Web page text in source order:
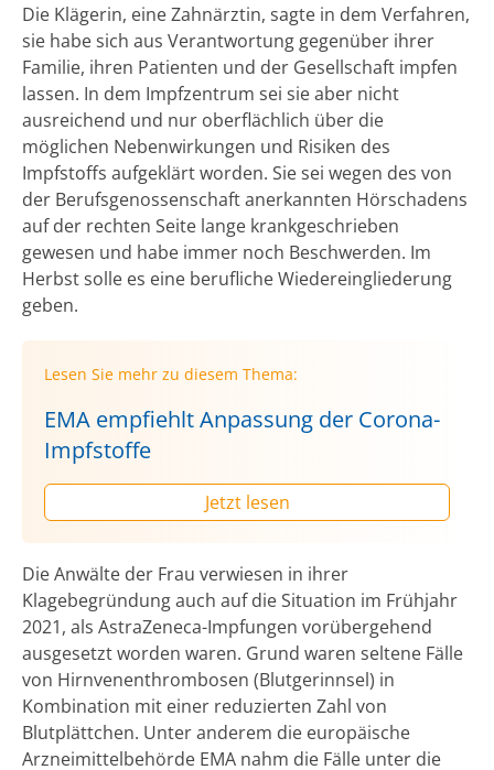
Die Klägerin, eine Zahnärztin, sagte in dem Verfahren,
sie habe sich aus Verantwortung gegenüber ihrer
Familie, ihren Patienten und der Gesellschaft impfen
lassen. In dem Impfzentrum sei sie aber nicht
ausreichend und nur oberflächlich über die
möglichen Nebenwirkungen und Risiken des
Impfstoffs aufgeklärt worden. Sie sei wegen des von
der Berufsgenossenschaft anerkannten Hörschadens
auf der rechten Seite lange krankgeschrieben
gewesen und habe immer noch Beschwerden. Im
Herbst solle es eine berufliche Wiedereingliederung
geben.
Lesen Sie mehr zu diesem Thema:
EMA empfiehlt Anpassung der Corona-
Impfstoffe
Jetzt lesen
Die Anwälte der Frau verwiesen in ihrer
Klagebegründung auch auf die Situation im Frühjahr
2021, als AstraZeneca-Impfungen vorübergehend
ausgesetzt worden waren. Grund waren seltene Fälle
von Hirnvenenthrombosen (Blutgerinnsel) in
Kombination mit einer reduzierten Zahl von
Blutplättchen. Unter anderem die europäische
Arzneimittelbehörde EMA nahm die Fälle unter die